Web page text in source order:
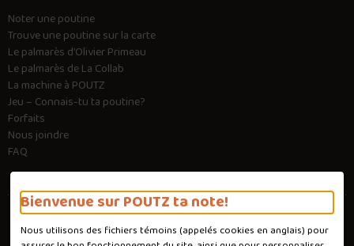
Bienvenue sur POUTZ ta note!
Nous utilisons des fichiers témoins (appelés cookies en anglais) pour
Noter une poutine
Trouve une poutine sur la carte
Le palmarès d’Olivier Primeau
Le palmarès de La Collab
La machine à POUTZ
Jeu – Connais-tu ta poutine?
Forfaits
Nous joindre
FAQ
Conditions d'utilisation